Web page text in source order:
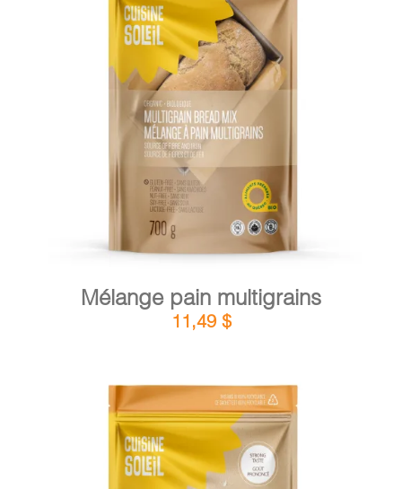
AJOUTER AU PANIER / DÉTAILS
Mélange pain multigrains
11,49 $